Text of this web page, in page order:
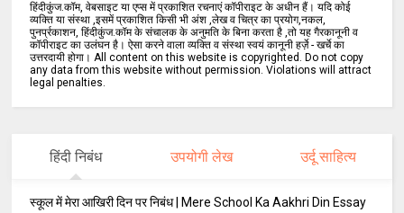
हिंदीकुंज.कॉम, वेबसाइट या एप्स में प्रकाशित रचनाएं कॉपीराइट के अधीन हैं। यदि कोई
व्यक्ति या संस्था ,इसमें प्रकाशित किसी भी अंश ,लेख व चित्र का प्रयोग,नकल,
पुनर्प्रकाशन, हिंदीकुंज.कॉम के संचालक के अनुमति के बिना करता है ,तो यह गैरकानूनी व
कॉपीराइट का उलंघन है। ऐसा करने वाला व्यक्ति व संस्था स्वयं कानूनी हर्ज़े - खर्चे का
उत्तरदायी होगा। All content on this website is copyrighted. Do not copy
any data from this website without permission. Violations will attract
legal penalties.
हिंदी निबंध उपयोगी लेख उर्दू साहित्य
स्कूल में मेरा आखिरी दिन पर निबंध | Mere School Ka Aakhri Din Essay